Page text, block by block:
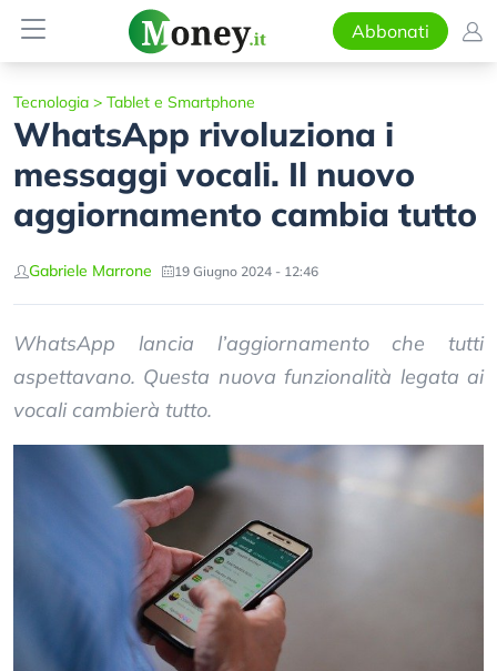
Abbonati
Tecnologia > Tablet e Smartphone
WhatsApp rivoluziona i
messaggi vocali. Il nuovo
aggiornamento cambia tutto
Gabriele Marrone 19 Giugno 2024 - 12:46
WhatsApp lancia l’aggiornamento che tutti
aspettavano. Questa nuova funzionalità legata ai
vocali cambierà tutto.